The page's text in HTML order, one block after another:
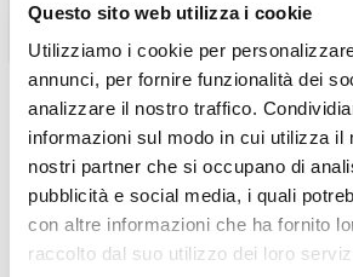
Questo sito web utilizza i cookie
Utilizziamo i cookie per
annunci, per fornire funzionalità dei
analizzare il nostro traffico.
informazioni sul modo in cui utilizza il
nostri partner che si occupano di
pubblicità e social media, i quali
con altre informazioni che ha fornito
raccolto dal suo utilizzo dei loro
EMIRATI ARABI UNITI
Safari ad Hatta
Scopri l'Escursione »